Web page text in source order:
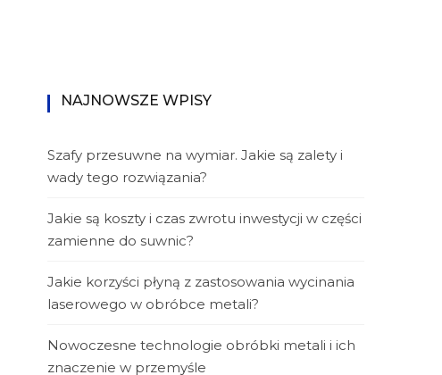
NAJNOWSZE WPISY
Szafy przesuwne na wymiar. Jakie są zalety i
wady tego rozwiązania?
Jakie są koszty i czas zwrotu inwestycji w części
zamienne do suwnic?
Jakie korzyści płyną z zastosowania wycinania
laserowego w obróbce metali?
Nowoczesne technologie obróbki metali i ich
znaczenie w przemyśle